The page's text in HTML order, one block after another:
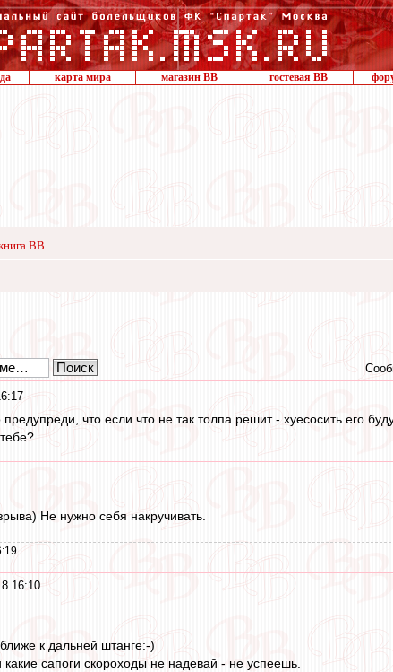
карта мира магазин ВВ гостевая ВВ
ВВ
предупреди, что если что не так толпа решит - хуесосить его
Не нужно себя накручивать.
16:10
к дальней штанге:-)
сапоги скороходы не надевай - не успеешь.